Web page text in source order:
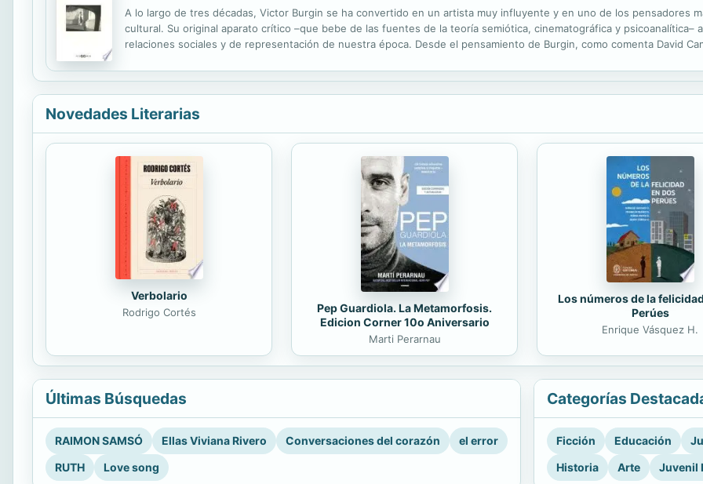
A lo largo de tres décadas, Victor Burgin se ha convertido en un artista muy influyente y en uno de los pensadores
cultural. Su original aparato crítico –que bebe de las fuentes de la teoría semiótica, cinematográfica y psicoanalítica–
relaciones sociales y de representación de nuestra época. Desde el pensamiento de Burgin, como comenta David
Novedades Literarias
Verbolario
Rodrigo Cortés
Pep Guardiola. La Metamorfosis.
Edicion Corner 10o Aniversario
Marti Perarnau
Los números de la
Perúes
Enrique Vásquez H.
Últimas Búsquedas
RAIMON SAMSÓ Ellas Viviana Rivero Conversaciones del corazón
el error
RUTH
Love song
Categorías
Ficción Educación
Historia
Arte Juvenil